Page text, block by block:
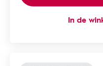
In de